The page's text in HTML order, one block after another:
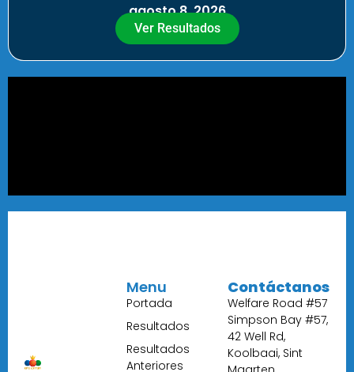
agosto 8, 2026
Ver Resultados
Menu
Portada
Resultados
Resultados
Anteriores
Contáctanos
Welfare Road #57
Simpson Bay #57,
42 Well Rd,
Koolbaai, Sint